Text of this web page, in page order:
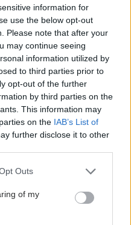
information for
use the below opt-out
Please note that after your
may continue seeing
information utilized by
to third parties prior to
opt-out of the further
by third parties on the
This information may
on the IAB’s List of
further disclose it to other
uses one or more Google
You may click to
and its third-party tags to
purposes in below Google
Outs
of my